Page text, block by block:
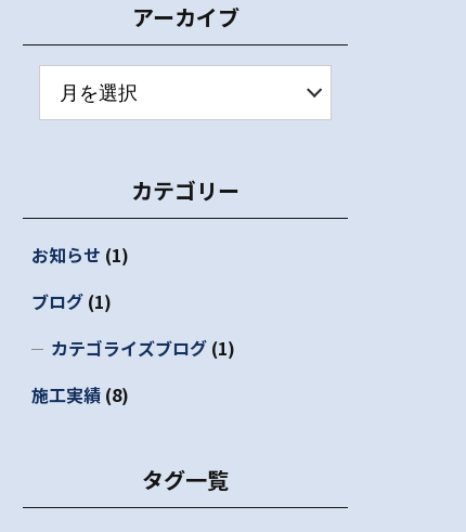
アーカイブ
カテゴリー
お知らせ (1)
ブログ (1)
カテゴライズブログ(1)
施工実績 (8)
タグ一覧